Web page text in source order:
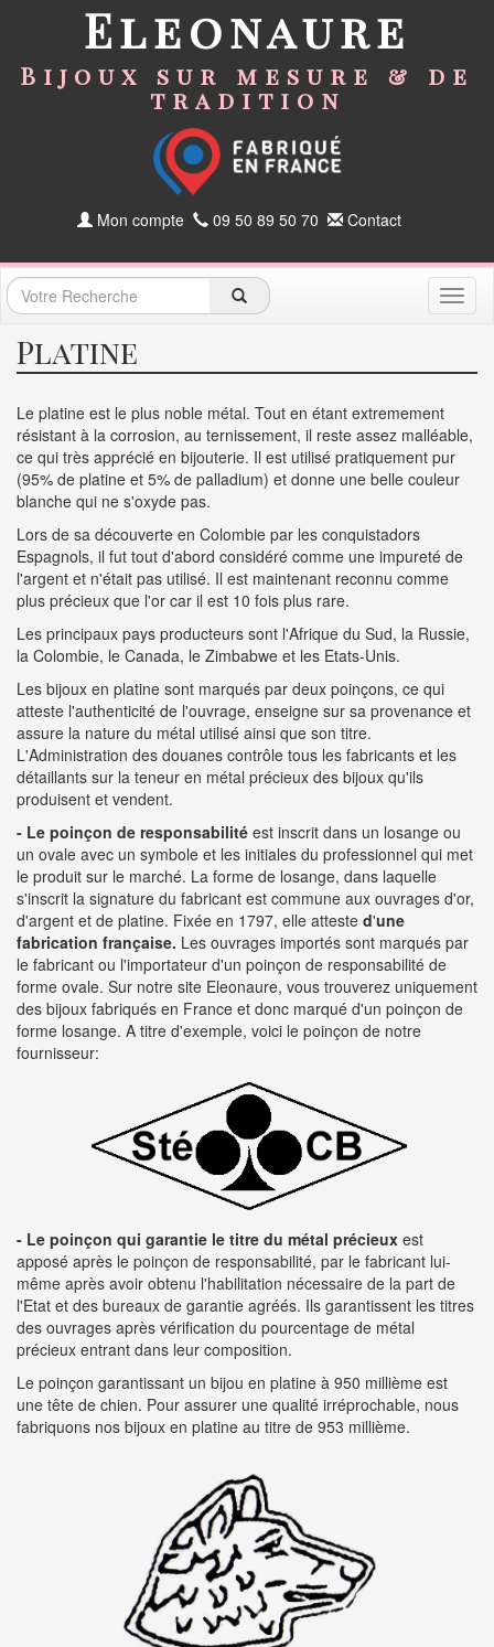
Eleonaure
Bijoux sur mesure & de
tradition
Mon compte 09 50 89 50 70 Contact
Platine
Le platine est le plus noble métal. Tout en étant extremement
résistant à la corrosion, au ternissement, il reste assez malléable,
ce qui très apprécié en bijouterie. Il est utilisé pratiquement pur
(95% de platine et 5% de palladium) et donne une belle couleur
blanche qui ne s'oxyde pas.
Lors de sa découverte en Colombie par les conquistadors
Espagnols, il fut tout d'abord considéré comme une impureté de
l'argent et n'était pas utilisé. Il est maintenant reconnu comme
plus précieux que l'or car il est 10 fois plus rare.
Les principaux pays producteurs sont l'Afrique du Sud, la Russie,
la Colombie, le Canada, le Zimbabwe et les Etats-Unis.
Les bijoux en platine sont marqués par deux poinçons, ce qui
atteste l'authenticité de l'ouvrage, enseigne sur sa provenance et
assure la nature du métal utilisé ainsi que son titre.
L'Administration des douanes contrôle tous les fabricants et les
détaillants sur la teneur en métal précieux des bijoux qu'ils
produisent et vendent.
- Le poinçon de responsabilité est inscrit dans un losange ou
un ovale avec un symbole et les initiales du professionnel qui met
le produit sur le marché. La forme de losange, dans laquelle
s'inscrit la signature du fabricant est commune aux ouvrages d'or,
d'argent et de platine. Fixée en 1797, elle atteste d'une
fabrication française. Les ouvrages importés sont marqués par
le fabricant ou l'importateur d'un poinçon de responsabilité de
forme ovale. Sur notre site Eleonaure, vous trouverez uniquement
des bijoux fabriqués en France et donc marqué d'un poinçon de
forme losange. A titre d'exemple, voici le poinçon de notre
fournisseur:
- Le poinçon qui garantie le titre du métal précieux est
apposé après le poinçon de responsabilité, par le fabricant lui-
même après avoir obtenu l'habilitation nécessaire de la part de
l'Etat et des bureaux de garantie agréés. Ils garantissent les titres
des ouvrages après vérification du pourcentage de métal
précieux entrant dans leur composition.
Le poinçon garantissant un bijou en platine à 950 millième est
une tête de chien. Pour assurer une qualité irréprochable, nous
fabriquons nos bijoux en platine au titre de 953 millième.